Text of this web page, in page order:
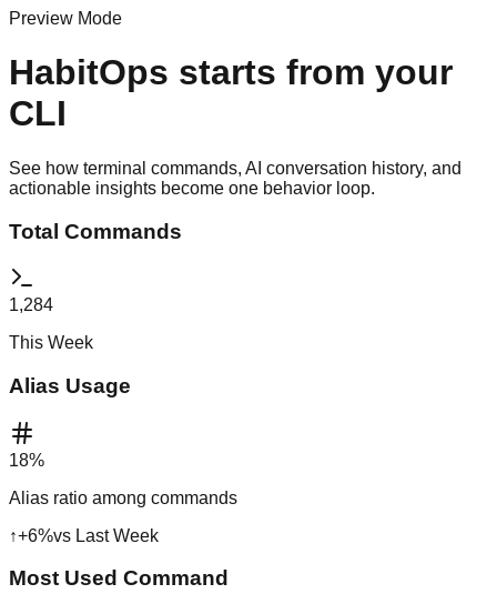
Preview Mode
HabitOps starts from your
CLI
See how terminal commands, AI conversation history, and
actionable insights become one behavior loop.
Total Commands
1,284
This Week
Alias Usage
18%
Alias ratio among commands
↑+6%vs Last Week
Most Used Command